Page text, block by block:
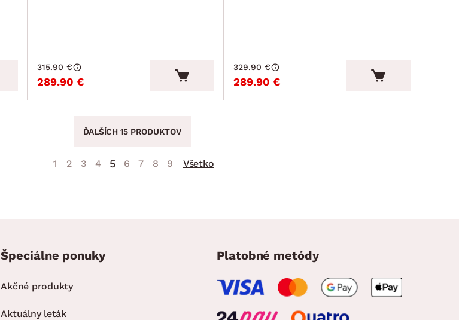
289.90 €
315.90 €
289.90 €
329.90 €
ĎALŠÍCH 15 PRODUKTOV
1 2 3 4 5 6 7 8 9 Všetko
Špeciálne ponuky
Akčné produkty
Aktuálny leták
Platobné metódy